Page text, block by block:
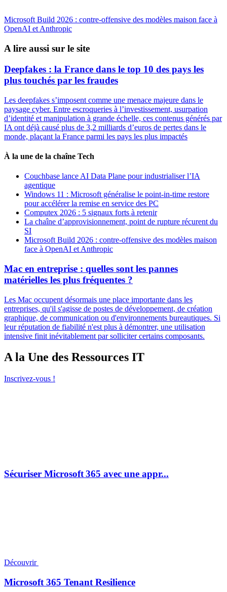
Microsoft Build 2026 : contre-offensive des modèles maison face à
OpenAI et Anthropic
A lire aussi sur le site
Deepfakes : la France dans le top 10 des pays les
plus touchés par les fraudes
Les deepfakes s’imposent comme une menace majeure dans le
paysage cyber. Entre escroqueries à l’investissement, usurpation
d’identité et manipulation à grande échelle, ces contenus générés par
IA ont déjà causé plus de 3,2 milliards d’euros de pertes dans le
monde, plaçant la France parmi les pays les plus impactés
À la une de la chaîne Tech
Couchbase lance AI Data Plane pour industrialiser l’IA
agentique
Windows 11 : Microsoft généralise le point-in-time restore
pour accélérer la remise en service des PC
Computex 2026 : 5 signaux forts à retenir
La chaîne d’approvisionnement, point de rupture récurent du
SI
Microsoft Build 2026 : contre-offensive des modèles maison
face à OpenAI et Anthropic
Mac en entreprise : quelles sont les pannes
matérielles les plus fréquentes ?
Les Mac occupent désormais une place importante dans les
entreprises, qu'il s'agisse de postes de développement, de création
graphique, de communication ou d'environnements bureautiques. Si
leur réputation de fiabilité n'est plus à démontrer, une utilisation
intensive finit inévitablement par solliciter certains composants.
A la Une des Ressources IT
Inscrivez-vous !
Sécuriser Microsoft 365 avec une appr...
Découvrir
Microsoft 365 Tenant Resilience